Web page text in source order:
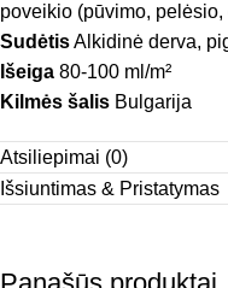
poveikio (pūvimo,
SudėtisAlkidinė derva,
Išeiga 80-100 ml/m²
Kilmės šalis Bulgarija
Atsiliepimai (0)
Išsiuntimas & Pristatymas